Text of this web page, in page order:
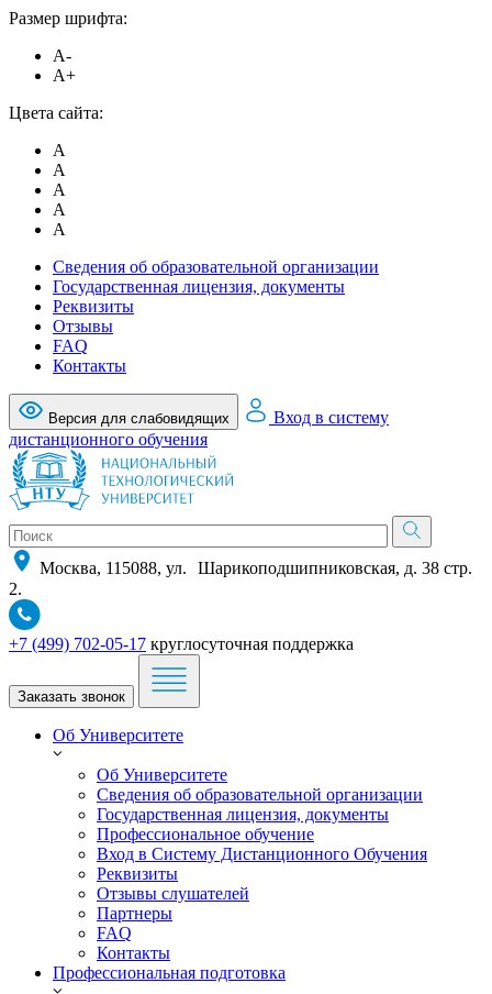
Размер шрифта:
A-
A+
Цвета сайта:
A
A
A
A
A
Сведения об образовательной организации
Государственная лицензия, документы
Реквизиты
Отзывы
FAQ
Контакты
Версия для слабовидящих
Вход в систему
дистанционного обучения
Москва, 115088, ул. Шарикоподшипниковская, д. 38 стр.
2.
+7 (499) 702-05-17 круглосуточная поддержка
Заказать звонок
Об Университете
Об Университете
Сведения об образовательной организации
Государственная лицензия, документы
Профессиональное обучение
Вход в Систему Дистанционного Обучения
Реквизиты
Отзывы слушателей
Партнеры
FAQ
Контакты
Профессиональная подготовка